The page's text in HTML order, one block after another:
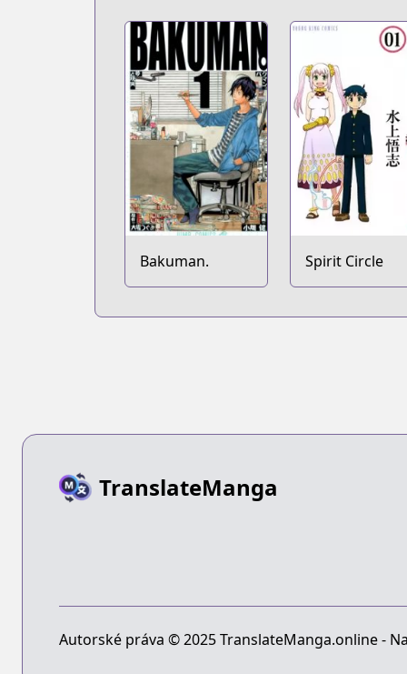
Bakuman. Spirit Circle
TranslateManga
Autorské práva © 2025 TranslateManga.online -